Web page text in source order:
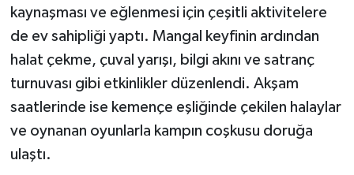
kaynaşması ve eğlenmesi için çeşitli aktivitelere
de ev sahipliği yaptı. Mangal keyfinin ardından
halat çekme, çuval yarışı, bilgi akını ve satranç
turnuvası gibi etkinlikler düzenlendi. Akşam
saatlerinde ise kemençe eşliğinde çekilen halaylar
ve oynanan oyunlarla kampın coşkusu doruğa
ulaştı.